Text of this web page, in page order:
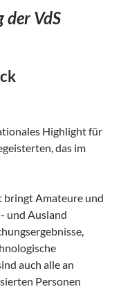
der VdS
Highlight für
das im
bringt Amateure und
und Ausland
auch alle an
Personen